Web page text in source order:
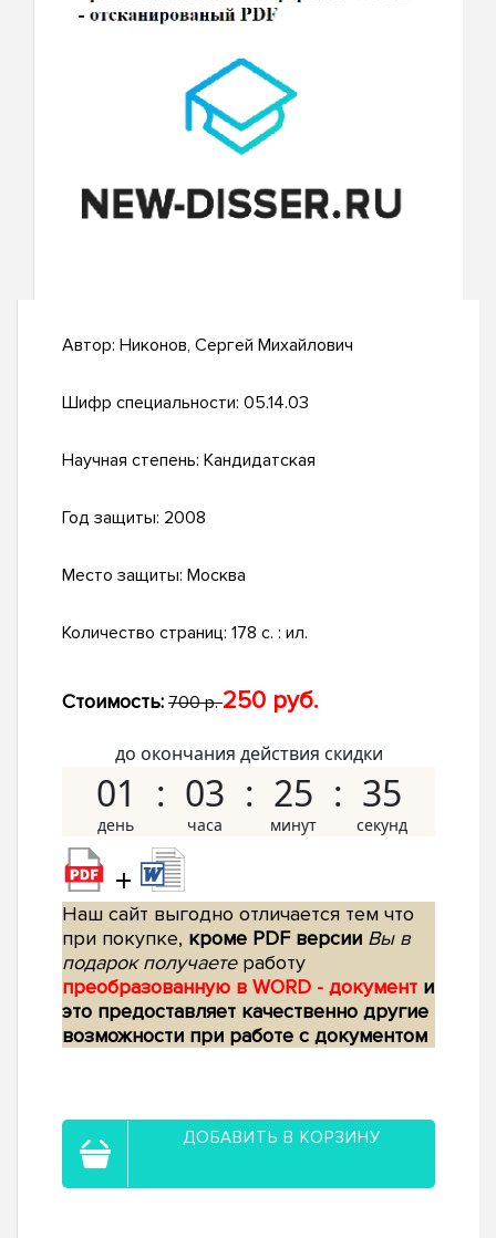
Автор: Никонов, Сергей Михайлович
Шифр специальности: 05.14.03
Научная степень: Кандидатская
Год защиты: 2008
Место защиты: Москва
Количество страниц: 178 с. : ил.
Стоимость: 700 р.250 руб.
до окончания действия скидки
01 03 25 34
+
Наш сайт выгодно отличается тем что
при покупке, кроме PDF версии Вы в
подарок получаетеработу
преобразованную в WORD - документ и
это предоставляет качественно другие
возможности при работе с документом
ДОБАВИТЬ В КОРЗИНУ